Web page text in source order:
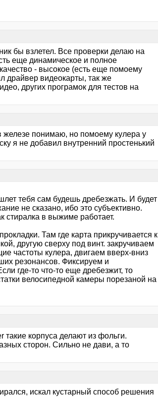
бы взлетел. Все проверки делаю на
еще динамическое и полное
- высокое (есть еще помоему
драйвер видеокарты, так же
других програмок для тестов на
железе понимаю, но помоему кулера у
я не добавил внутренний простенький
тебя сам будешь дребезжать. И будет
не сказано, ибо это субъективно.
стиралка в выжиме работает.
Там где карта прикручивается к
другую сверху под винт. закручиваем
частоты кулера, двигаем вверх-вниз
резонансов. Фиксируем и
где-то что-то еще дребезжит, то
велосипедной камеры порезаной на
корпуса делают из фольги.
сторон. Сильно не дави, а то
искал кустарный способ решения